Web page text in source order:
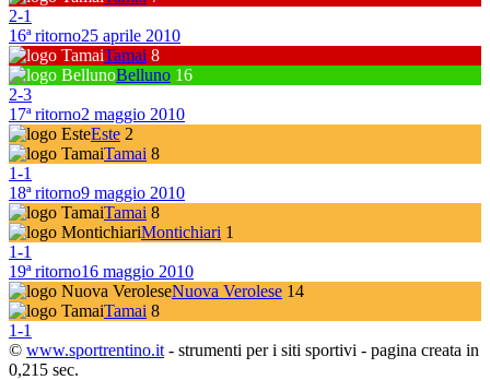
2-1
16ª ritorno25 aprile 2010
Tamai 8
Belluno 16
2-3
17ª ritorno2 maggio 2010
Este 2
Tamai 8
1-1
18ª ritorno9 maggio 2010
Tamai 8
Montichiari 1
1-1
19ª ritorno16 maggio 2010
Nuova Verolese 14
Tamai 8
1-1
© www.sportrentino.it - strumenti per i siti sportivi - pagina creata in
0,215 sec.